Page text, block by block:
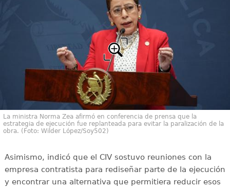
La ministra Norma Zea afirmó en conferencia de prensa que la
estrategia de ejecución fue replanteada para evitar la paralización de la
obra. (Foto: Wilder López/Soy502)
Asimismo, indicó que el CIV sostuvo reuniones con la
empresa contratista para rediseñar parte de la ejecución
y encontrar una alternativa que permitiera reducir esos